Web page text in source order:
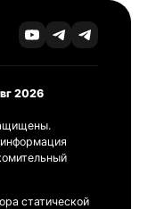
2026
статической